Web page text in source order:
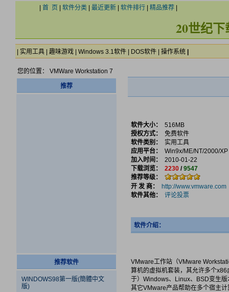
首 页 软件分类 最近更新 软件排行 精品推荐
20世纪
实用工具 趣味游戏 Windows 3.1软件 DOS软件 操作系统
您的位置： VMWare Workstation 7
推荐
推荐软件
WINDOWS98第一版(簡體中文
版)
软件大小：
516MB
授权方式：
免费软件
软件类别：
实用工具
应用平台：
Win9x/ME/NT/2000/XP
加入时间：
2010-01-22
下载浏览：
2230 / 9547
推荐等级：
开 发 商：
http://www.vmware.com
软件其他：
评论投票
软件介绍：
VMware工作站（VMware
算机的虚拟机套装，其允许多个
于）Windows、Linux、BSD变生
其它VMware产品帮助在多个宿主